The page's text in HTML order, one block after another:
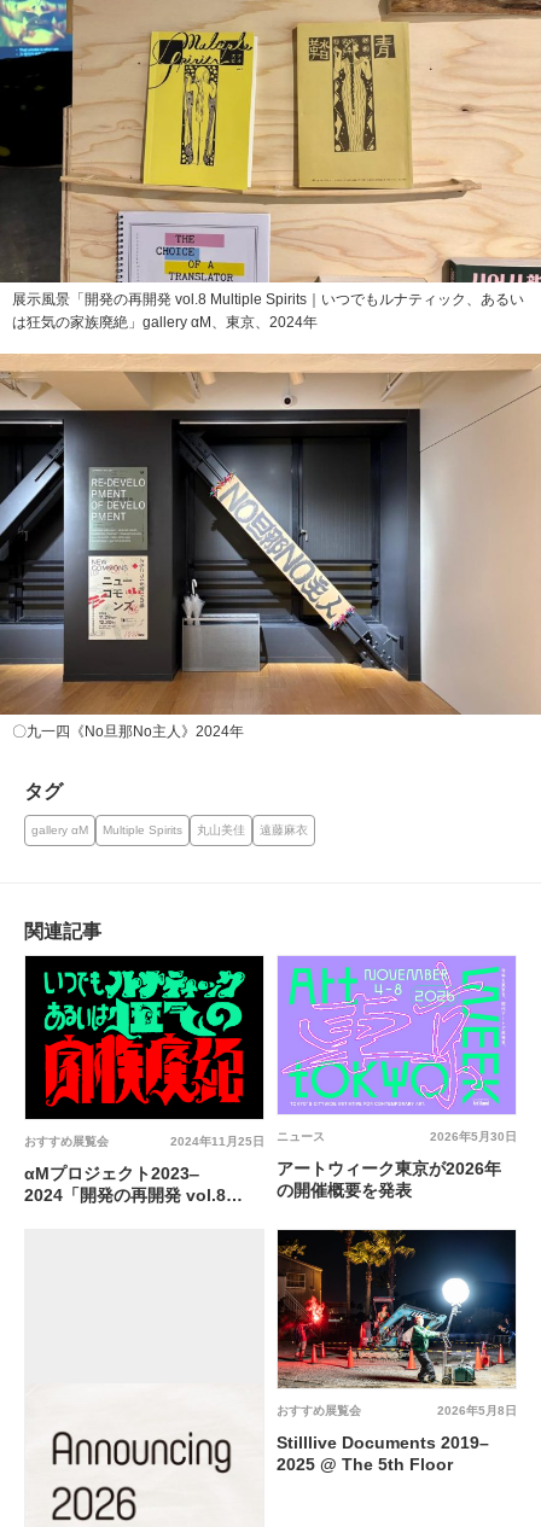
展示風景「開発の再開発 vol.8 Multiple Spirits｜いつでもルナティック、あるい
は狂気の家族廃絶」gallery αM、東京、2024年
〇九一四《No旦那No主人》2024年
タグ
gallery αM Multiple Spirits 丸山美佳 遠藤麻衣
関連記事
2024年11月25日
おすすめ展覧会
αMプロジェクト2023‒
2024「開発の再開発 vol.8
2026年5月30日
ニュース
アートウィーク東京が2026年
の開催概要を発表
2026年5月8日
おすすめ展覧会
Stilllive Documents 2019–
2025 @ The 5th Floor